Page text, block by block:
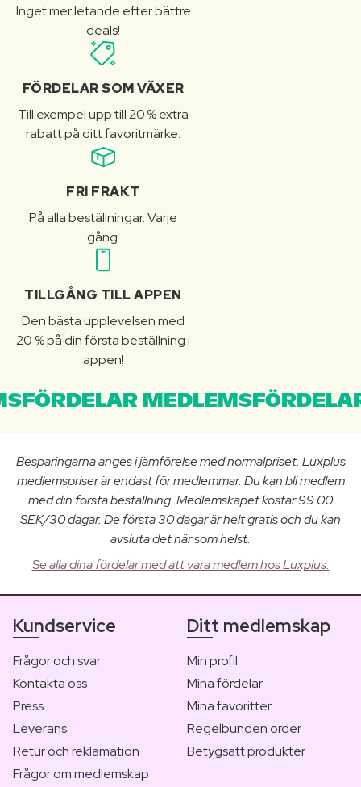
Inget mer letande efter bättre
deals!
FÖRDELAR SOM VÄXER
Till exempel upp till 20 % extra
rabatt på ditt favoritmärke.
FRI FRAKT
På alla beställningar. Varje
gång.
TILLGÅNG TILL APPEN
Den bästa upplevelsen med
20 % på din första beställning i
appen!
Besparingarna anges i jämförelse med normalpriset. Luxplus
medlemspriser är endast för medlemmar. Du kan bli medlem
med din första beställning. Medlemskapet kostar 99.00
SEK/30 dagar. De första 30 dagar är helt gratis och du kan
avsluta det när som helst.
Se alla dina fördelar med att vara medlem hos Luxplus.
Kundservice
Frågor och svar
Kontakta oss
Press
Leverans
Retur och reklamation
Frågor om medlemskap
Ditt medlemskap
Min profil
Mina fördelar
Mina favoritter
Regelbunden order
Betygsätt produkter